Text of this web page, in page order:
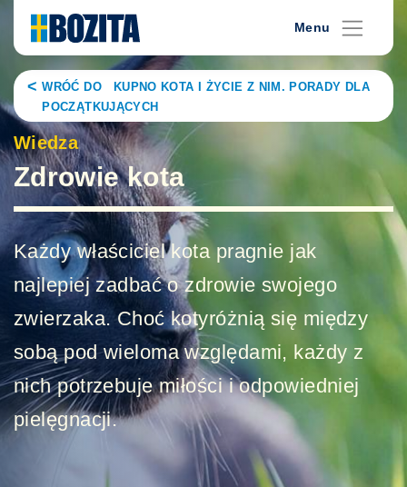
content
Menu
WRÓĆ DO KUPNO KOTA I ŻYCIE Z NIM. PORADY DLA
POCZĄTKUJĄCYCH
Wiedza
Zdrowie kota
Każdy właściciel kota pragnie jak
najlepiej zadbać o zdrowie swojego
zwierzaka. Choć kotyróżnią się między
sobą pod wieloma względami, każdy z
nich potrzebuje miłości i odpowiedniej
pielęgnacji.